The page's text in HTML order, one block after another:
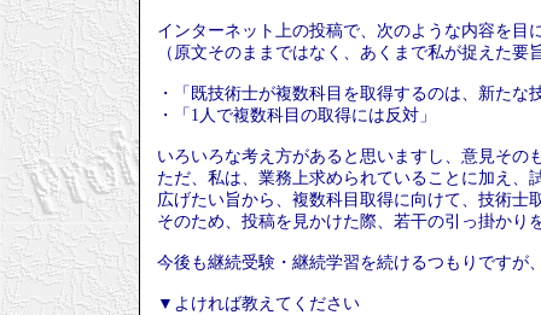
インターネット上の投稿で、次のような内容を目
（原文そのままではなく、あくまで私が捉えた要
・「既技術士が複数科目を取得するのは、新たな
・「1人で複数科目の取得には反対」
いろいろな考え方があると思いますし、意見その
ただ、私は、業務上求められていることに加え
広げたい旨から、複数科目取得に向けて、技術士
そのため、投稿を見かけた際、若干の引っ掛かり
今後も継続受験・継続学習を続けるつもりですが
▼よければ教えてください